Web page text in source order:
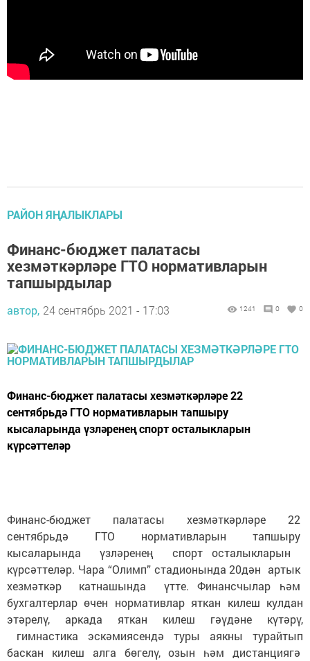
РАЙОН ЯҢАЛЫКЛАРЫ
Финанс-бюджет палатасы
хезмәткәрләре ГТО нормативларын
тапшырдылар
автор, 24 сентябрь 2021 - 17:03 1241 0 0
Финанс-бюджет палатасы хезмәткәрләре 22
сентябрьдә ГТО нормативларын тапшыру
кысаларында үзләренең спорт осталыкларын
күрсәттеләр
Финанс-бюджет палатасы хезмәткәрләре 22
сентябрьдә ГТО нормативларын тапшыру
кысаларында үзләренең спорт осталыкларын
күрсәттеләр. Чара “Олимп” стадионында 20дән артык
хезмәткәр катнашында үтте. Финансчылар һәм
бухгалтерлар өчен нормативлар яткан килеш кулдан
этәрелү, аркада яткан килеш гәүдәне күтәрү,
гимнастика эскәмиясендә туры аякны турайтып
баскан килеш алга бөгелү, озын һәм дистанциягә